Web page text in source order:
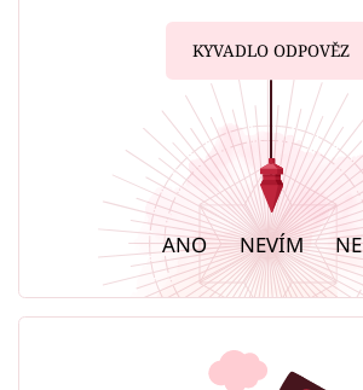
KYVADLO ODPOVĚZ
ANO NEVÍM NE